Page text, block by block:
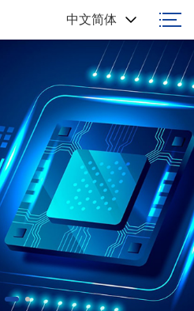
中文简体